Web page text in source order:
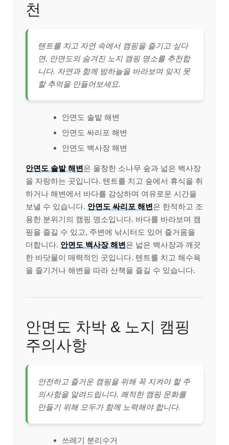
천
텐트를 치고 자연 속에서 캠핑을 즐기고 싶다
면, 안면도의 숨겨진 노지 캠핑 명소를 추천합
니다. 자연과 함께 밤하늘을 바라보며 잊지 못
할 추억을 만들어보세요.
안면도 솔밭 해변
안면도 싸리포 해변
안면도 백사장 해변
안면도 솔밭 해변은 울창한 소나무 숲과 넓은 백사장
을 자랑하는 곳입니다. 텐트를 치고 숲에서 휴식을 취
하거나 해변에서 바다를 감상하며 여유로운 시간을
보낼 수 있습니다. 안면도 싸리포 해변은 한적하고 조
용한 분위기의 캠핑 명소입니다. 바다를 바라보며 캠
핑을 즐길 수 있고, 주변에 낚시터도 있어 즐거움을
더합니다. 안면도 백사장 해변은 넓은 백사장과 깨끗
한 바닷물이 매력적인 곳입니다. 텐트를 치고 해수욕
을 즐기거나 해변을 따라 산책을 즐길 수 있습니다.
안면도 차박 & 노지 캠핑
주의사항
안전하고 즐거운 캠핑을 위해 꼭 지켜야 할 주
의사항을 알려드립니다. 쾌적한 캠핑 문화를
만들기 위해 모두가 함께 노력해야 합니다.
쓰레기 분리수거